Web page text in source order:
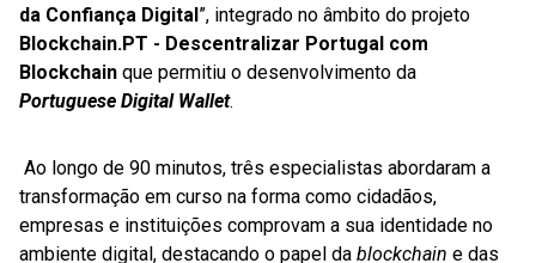
da Confiança Digital ”, integrado no âmbito do projeto
Blockchain.PT - Descentralizar Portugal com
Blockchain que permitiu o desenvolvimento da
Portuguese Digital Wallet.
Ao longo de 90 minutos, três especialistas abordaram a
transformação em curso na forma como cidadãos,
empresas e instituições comprovam a sua identidade no
ambiente digital, destacando o papel da blockchain e das